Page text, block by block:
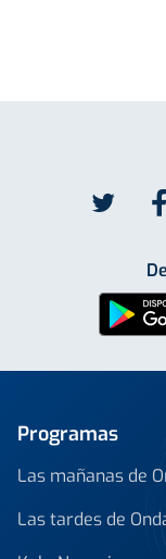
Programas
Las mañanas de
Las tardes de